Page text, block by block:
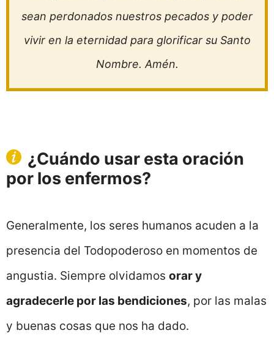
sean perdonados nuestros pecados y poder
vivir en la eternidad para glorificar su Santo
Nombre. Amén.
¿Cuándo usar esta oración
por los enfermos?
Generalmente, los seres humanos acuden a la
presencia del Todopoderoso en momentos de
angustia. Siempre olvidamos orar y
agradecerle por las bendiciones, por las malas
y buenas cosas que nos ha dado.